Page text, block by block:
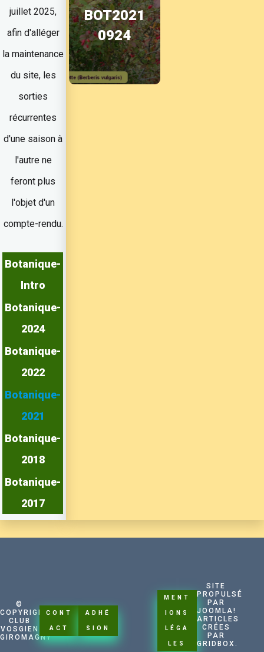
juillet 2025,
afin d'alléger
la maintenance
du site, les
sorties
récurrentes
d'une saison à
l'autre ne
feront plus
l'objet d'un
compte-rendu.
Botanique-
Intro
Botanique-
2024
Botanique-
2022
Botanique-
2021
Botanique-
2018
Botanique-
2017
BOT2021
0924
©
COPYRIGHT
CLUB
VOSGIEN
GIROMAGNY
CONT
ACT
ADHÉ
SION
MENT
IONS
LÉGA
LES
SITE
PROPULSÉ
PAR
JOOMLA!
ARTICLES
CRÉES
PAR
GRIDBOX.